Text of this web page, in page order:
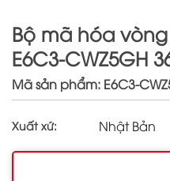
Bộ mã hóa
E6C3-CWZ5GH
Mã sản phẩm: E6C3-
Xuất xứ: Nhật Bản